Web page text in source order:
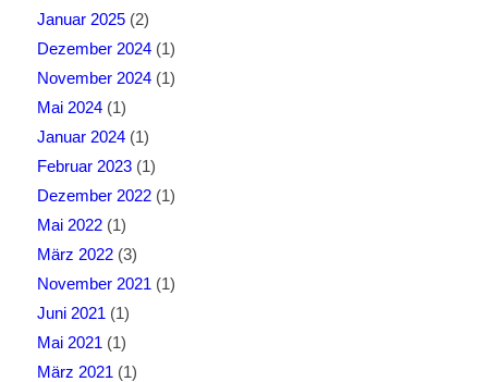
Januar 2025(2)
Dezember 2024(1)
November 2024(1)
Mai 2024(1)
Januar 2024(1)
Februar 2023(1)
Dezember 2022(1)
Mai 2022(1)
März 2022(3)
November 2021 (1)
Juni 2021 (1)
Mai 2021 (1)
März 2021 (1)